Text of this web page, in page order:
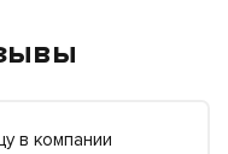
в компании